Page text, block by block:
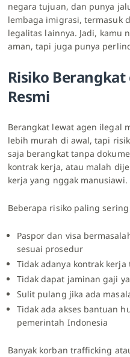
negara tujuan, dan punya
lembaga imigrasi, termasuk
legalitas lainnya. Jadi, kamu
aman, tapi juga punya
Risiko
Resmi
Berangkat lewat agen ilegal
lebih murah di awal, tapi
saja berangkat tanpa
kontrak kerja, atau malah
kerja yang nggak manusiawi.
Beberapa risiko paling
Paspor dan visa
sesuai prosedur
Tidak adanya kontrak
Tidak dapat jaminan gaji
Sulit pulang jika ada
Tidak ada akses bantuan
pemerintah Indonesia
Banyak korban trafficking